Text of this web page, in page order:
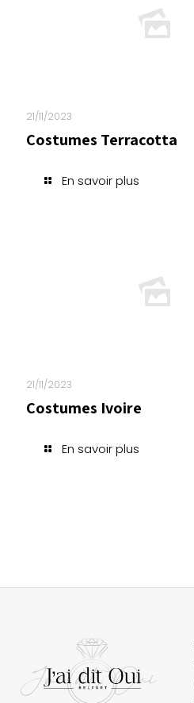
21/11/2023
Costumes Terracotta
En savoir plus
21/11/2023
Costumes Ivoire
En savoir plus